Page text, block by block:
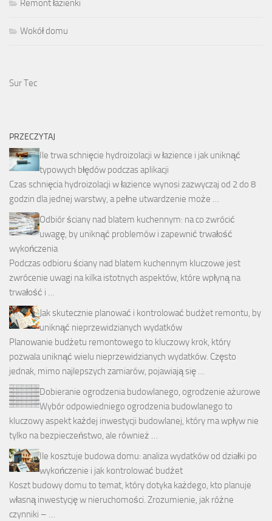
Remont łazienki
Wokół domu
Sur Tec
PRZECZYTAJ
Ile trwa schnięcie hydroizolacji w łazience i jak uniknąć
typowych błędów podczas aplikacji
Czas schnięcia hydroizolacji w łazience wynosi zazwyczaj od 2 do 8
godzin dla jednej warstwy, a pełne utwardzenie może …
Odbiór ściany nad blatem kuchennym: na co zwrócić
uwagę, by uniknąć problemów i zapewnić trwałość
wykończenia
Podczas odbioru ściany nad blatem kuchennym kluczowe jest
zwrócenie uwagi na kilka istotnych aspektów, które wpłyną na
trwałość i …
Jak skutecznie planować i kontrolować budżet remontu, by
uniknąć nieprzewidzianych wydatków
Planowanie budżetu remontowego to kluczowy krok, który
pozwala uniknąć wielu nieprzewidzianych wydatków. Często
jednak, mimo najlepszych zamiarów, pojawiają się …
Dobieranie ogrodzenia budowlanego, ogrodzenie ażurowe
Wybór odpowiedniego ogrodzenia budowlanego to
kluczowy aspekt każdej inwestycji budowlanej, który ma wpływ nie
tylko na bezpieczeństwo, ale również …
Ile kosztuje budowa domu: analiza wydatków od działki po
wykończenie i jak kontrolować budżet
Koszt budowy domu to temat, który dotyka każdego, kto planuje
własną inwestycję w nieruchomości. Zrozumienie, jak różne
czynniki – …